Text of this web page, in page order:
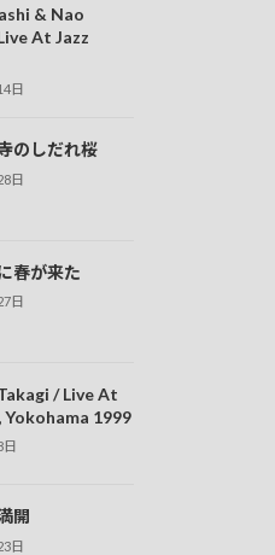
& Nao
At Jazz
日
のしだれ桜
日
春が来た
日
/ Live At
1999
開
日